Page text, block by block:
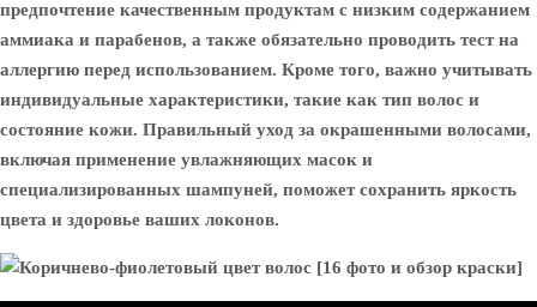
предпочтение качественным продуктам с низким содержанием
аммиака и парабенов, а также обязательно проводить тест на
аллергию перед использованием. Кроме того, важно учитывать
индивидуальные характеристики, такие как тип волос и
состояние кожи. Правильный уход за окрашенными волосами,
включая применение увлажняющих масок и
специализированных шампуней, поможет сохранить яркость
цвета и здоровье ваших локонов.